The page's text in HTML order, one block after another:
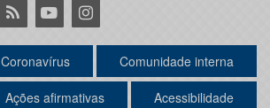
RSS YoutubeInstagram
Coronavírus Comunidade interna
Ações afirmativas Acessibilidade